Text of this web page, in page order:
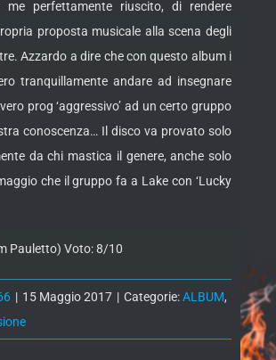
me perfettamente riuscito, di rendere
proposta musicale alla scena degli
Azzardo a dire che con questo album i
tranquillamente andare ad insegnare
prog ‘aggressivo’ ad un certo gruppo
conoscenza… Il disco va provato solo
da chi mastica il genere, anche solo
che il gruppo fa a Lake con ‘Lucky
Pauletto) Voto: 8/10
| 15 Maggio 2017 | Categorie:ALBUM,